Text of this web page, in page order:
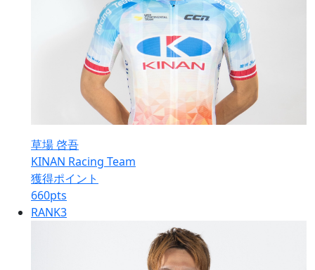
草場 啓吾
KINAN Racing Team
獲得ポイント
660pts
RANK3